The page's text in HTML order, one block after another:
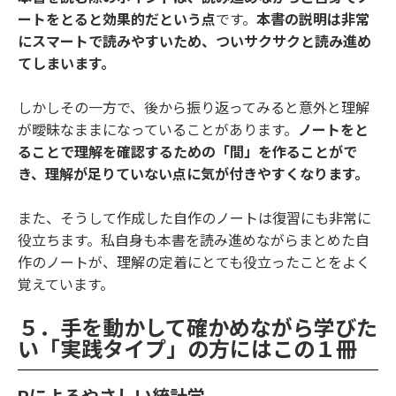
ートをとると効果的だという点です。 本書の説明は非常
にスマートで読みやすいため、ついサクサクと読み進め
てしまいます。
しかしその一方で、後から振り返ってみると意外と理解
が曖昧なままになっていることがあります。 ノートをと
ることで理解を確認するための「間」を作ることがで
き、理解が足りていない点に気が付きやすくなります。
また、そうして作成した自作のノートは復習にも非常に
役立ちます。私自身も本書を読み進めながらまとめた自
作のノートが、理解の定着にとても役立ったことをよく
覚えています。
５．手を動かして確かめながら学びた
い「実践タイプ」の方にはこの１冊